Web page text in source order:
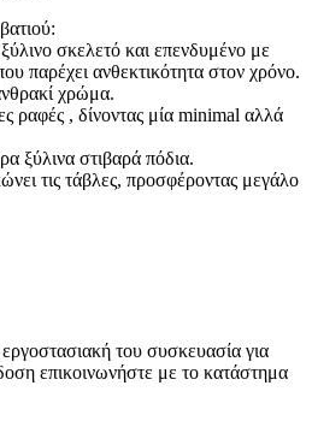
σκελετό και επενδυμένο με
παρέχει ανθεκτικότητα στον χρόνο.
χρώμα.
ραφές , δίνοντας μία minimal αλλά
ξύλινα στιβαρά πόδια.
τις τάβλες, προσφέροντας μεγάλο
του συσκευασία για
επικοινωνήστε με το κατάστημα